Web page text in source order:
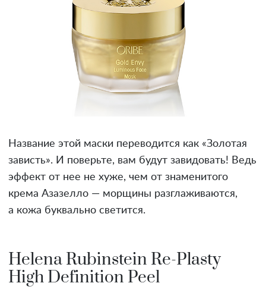
Название этой маски переводится как «Золотая
зависть». И поверьте, вам будут завидовать! Ведь
эффект от нее не хуже, чем от знаменитого
крема Азазелло — морщины разглаживаются,
а кожа буквально светится.
Helena Rubinstein Re-Plasty
High Definition Peel